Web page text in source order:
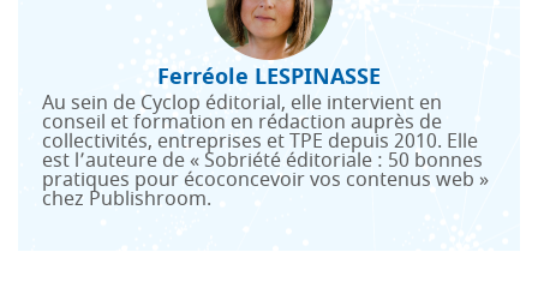
Ferréole LESPINASSE
Au sein de Cyclop éditorial, elle intervient en
conseil et formation en rédaction auprès de
collectivités, entreprises et TPE depuis 2010. Elle
est l’auteure de « Sobriété éditoriale : 50 bonnes
pratiques pour écoconcevoir vos contenus web »
chez Publishroom.